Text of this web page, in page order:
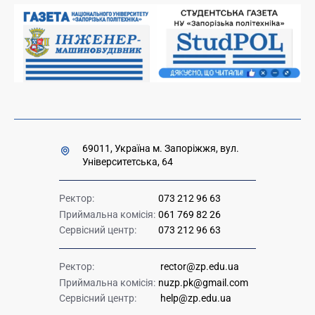
Накази та розпорядження для оприлюднення
Міністерство освіти і науки України
Урядова "гаряча лінія" 1545
69011, Україна м. Запоріжжя, вул.
Університетська, 64
Ректор:
073 212 96 63
Приймальна комісія: 061 769 82 26
Сервісний центр:
073 212 96 63
Ректор:
rector@zp.edu.ua
Приймальна комісія: nuzp.pk@gmail.com
Сервісний центр:
help@zp.edu.ua